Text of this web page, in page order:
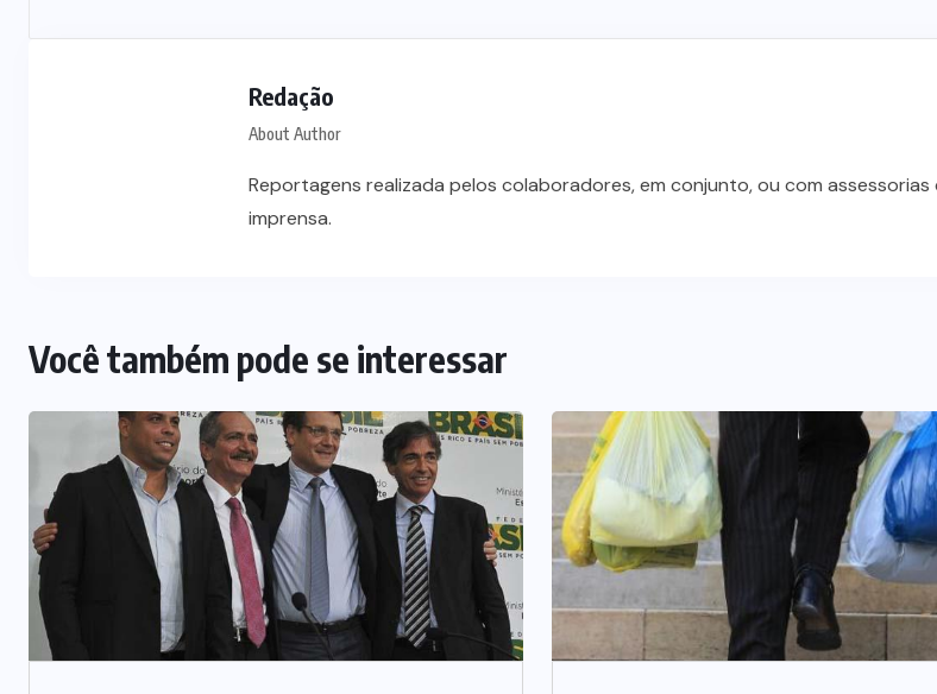
Redação
About Author
Reportagens realizada pelos colaboradores, em conjunto, ou com assessorias
imprensa.
Você também pode se interessar